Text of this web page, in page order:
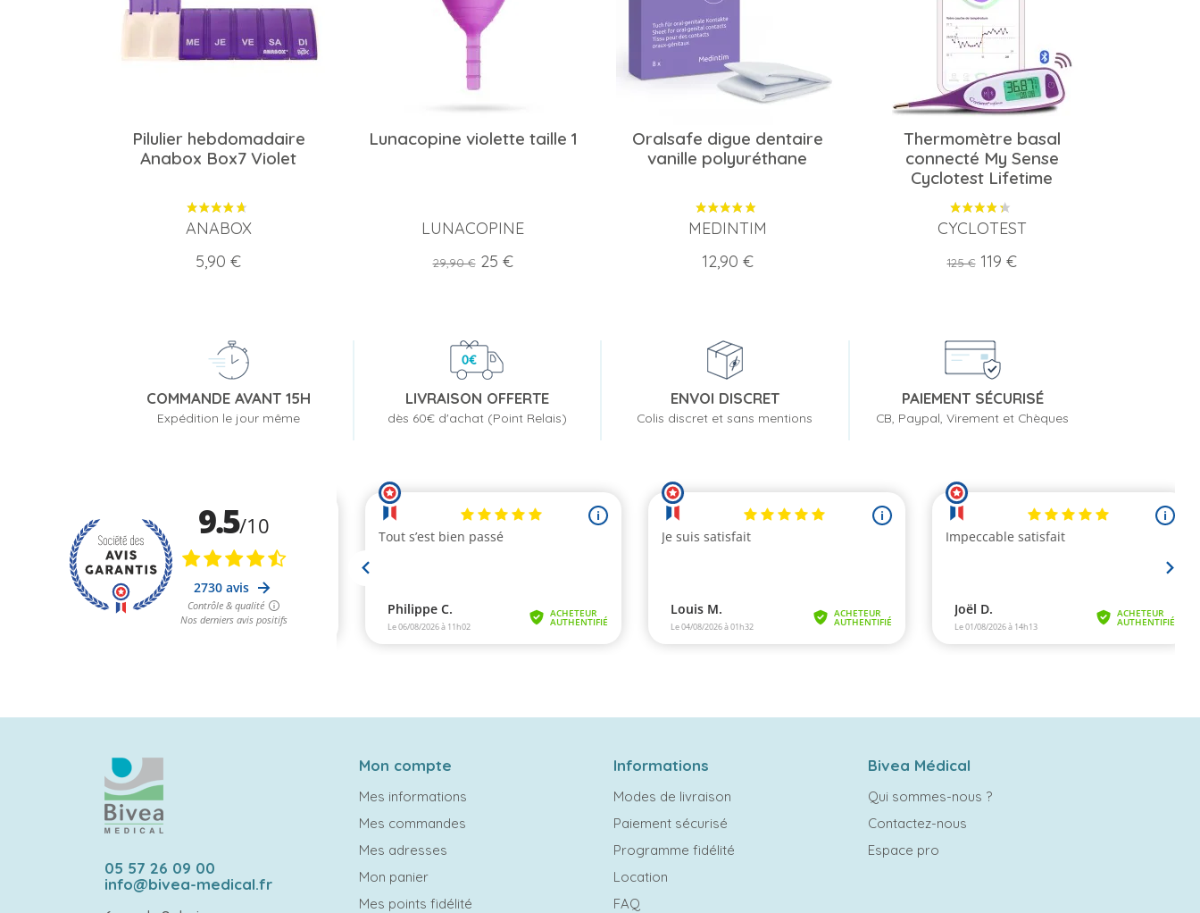
Pilulier hebdomadaire
Anabox Box7 Violet
ANABOX
Prix
5,90 €
Lunacopine violette taille 1
LUNACOPINE
Prix
29,90 € Prix
25 €
Oralsafe digue dentaire
vanille polyuréthane
MEDINTIM
Prix
12,90 €
Thermomètre basal
connecté My Sense
Cyclotest Lifetime
CYCLOTEST
Prix
125 € Prix
119 €
COMMANDE AVANT 15H
Expédition le jour même
LIVRAISON OFFERTE
dès 60€ d'achat (Point Relais)
ENVOI DISCRET
Colis discret et sans mentions
PAIEMENT SÉCURISÉ
CB, Paypal, Virement et Chèques
05 57 26 09 00
info@bivea-medical.fr
Mon compte
Mes informations
Mes commandes
Mes adresses
Mon panier
Mes points fidélité
Informations
Modes de livraison
Paiement sécurisé
Programme fidélité
Location
FAQ
Bivea Médical
Qui sommes-nous ?
Contactez-nous
Espace pro